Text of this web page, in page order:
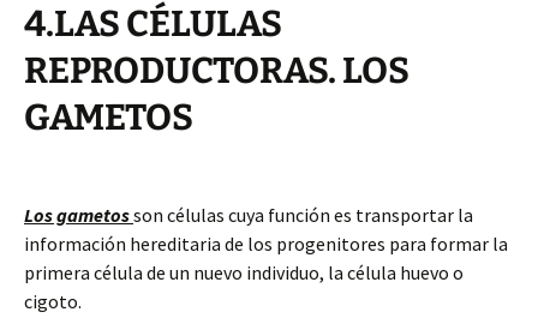
4.LAS CÉLULAS
REPRODUCTORAS. LOS
GAMETOS
Los gametosson células cuya función es transportar la
información hereditaria de los progenitores para formar la
primera célula de un nuevo individuo, la célula huevo o
cigoto.